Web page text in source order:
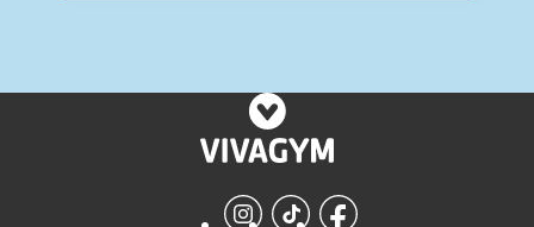
Instagram
TikTokFacebook